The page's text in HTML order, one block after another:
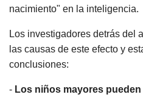
nacimiento" en la inteligencia.
Los investigadores detrás del
las causas de este efecto y
conclusiones:
- Los niños mayores pueden